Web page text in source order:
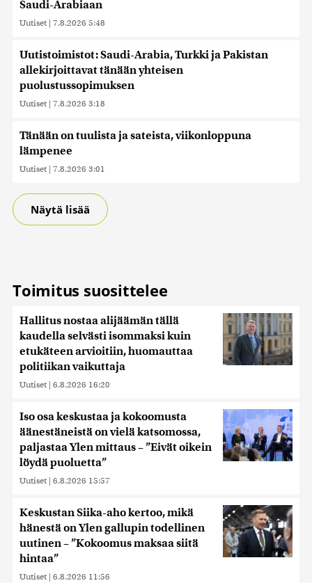
Saudi-Arabiaan
Uutiset | 7.8.2026 5:48
Uutistoimistot: Saudi-Arabia, Turkki ja Pakistan
allekirjoittavat tänään yhteisen
puolustussopimuksen
Uutiset | 7.8.2026 3:18
Tänään on tuulista ja sateista, viikonloppuna
lämpenee
Uutiset | 7.8.2026 3:01
Näytä lisää
Toimitus suosittelee
Hallitus nostaa alijäämän tällä
kaudella selvästi isommaksi kuin
etukäteen arvioitiin, huomauttaa
politiikan vaikuttaja
Uutiset | 6.8.2026 16:20
Iso osa keskustaa ja kokoomusta
äänestäneistä on vielä katsomossa,
paljastaa Ylen mittaus – ”Eivät oikein
löydä puoluetta”
Uutiset | 6.8.2026 15:57
Keskustan Siika-aho kertoo, mikä
hänestä on Ylen gallupin todellinen
uutinen – ”Kokoomus maksaa siitä
hintaa”
Uutiset | 6.8.2026 11:56